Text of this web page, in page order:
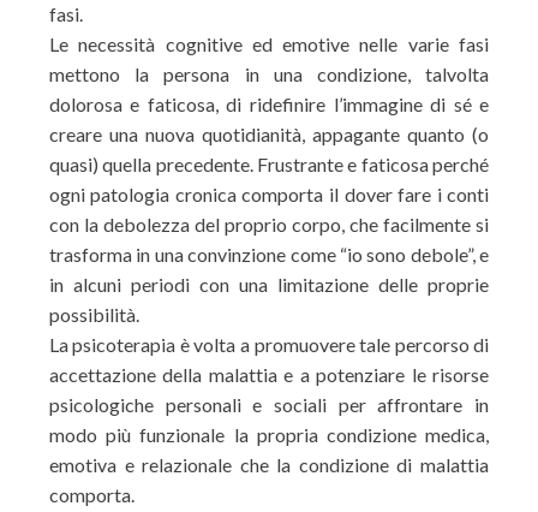
fasi.
Le necessità cognitive ed emotive nelle varie fasi
mettono la persona in una condizione, talvolta
dolorosa e faticosa, di ridefinire l’immagine di sé e
creare una nuova quotidianità, appagante quanto (o
quasi) quella precedente. Frustrante e faticosa perché
ogni patologia cronica comporta il dover fare i conti
con la debolezza del proprio corpo, che facilmente si
trasforma in una convinzione come “io sono debole”, e
in alcuni periodi con una limitazione delle proprie
possibilità.
La psicoterapia è volta a promuovere tale percorso di
accettazione della malattia e a potenziare le risorse
psicologiche personali e sociali per affrontare in
modo più funzionale la propria condizione medica,
emotiva e relazionale che la condizione di malattia
comporta.